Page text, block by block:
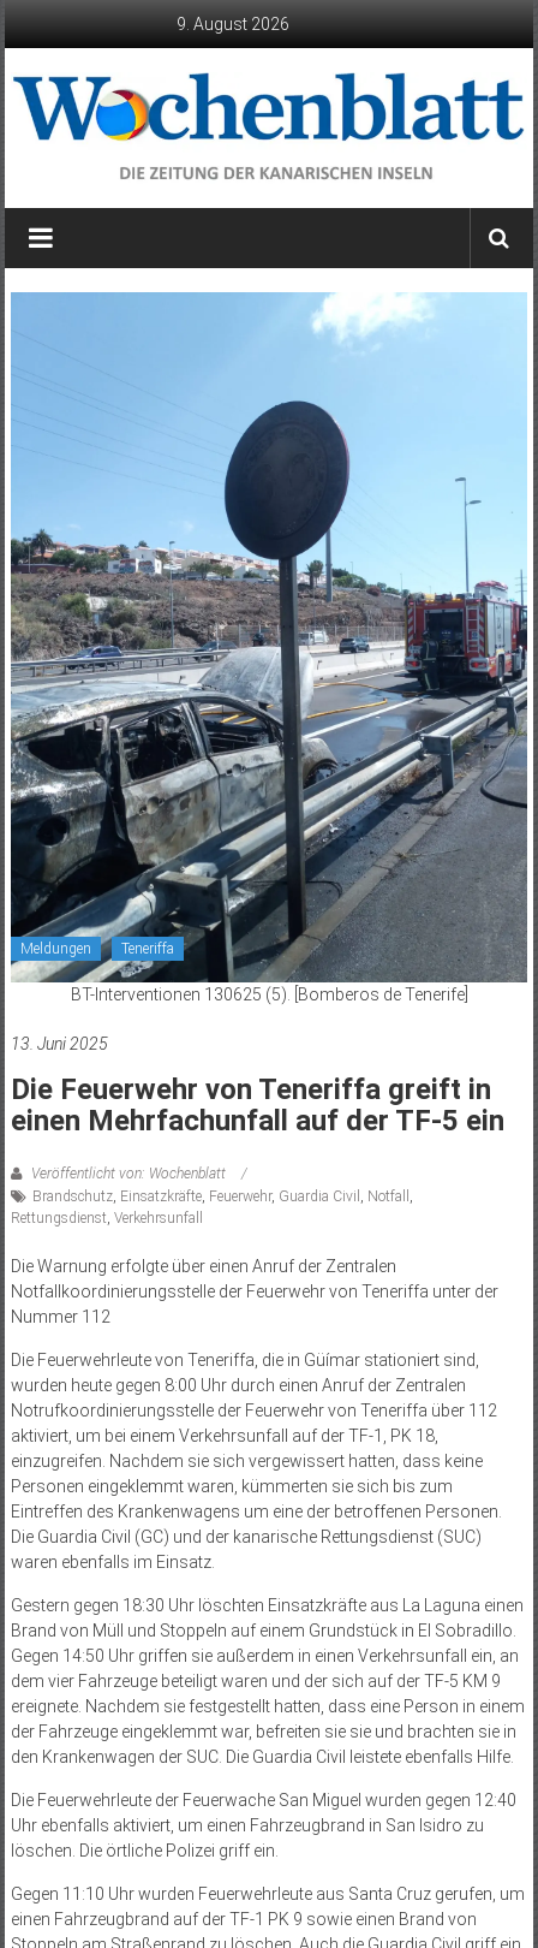
9. August 2026
Wochenblatt
die
Meldungen Teneriffa
BT-Interventionen 130625 (5). [Bomberos de Tenerife]
13. Juni 2025
Die Feuerwehr von Teneriffa greift in
einen Mehrfachunfall auf der TF-‌5 ein
Veröffentlicht von: Wochenblatt
Brandschutz, Einsatzkräfte, Feuerwehr, Guardia Civil Notfall
Rettungsdienst Verkehrsunfall
Die Warnung erfolgte über einen Anruf der Zentralen
Notfallkoordinierungsstelle der Feuerwehr von Teneriffa unter der
Nummer 112
Die Feuerwehrleute von Teneriffa, die in Güímar stationiert sind,
wurden heute gegen 8:00 Uhr durch einen Anruf der Zentralen
Notrufkoordinierungsstelle der Feuerwehr von Teneriffa über 112
aktiviert, um bei einem Verkehrsunfall auf der TF-‌1, PK 18,
einzugreifen. Nachdem sie sich vergewissert hatten, dass keine
Personen eingeklemmt waren, kümmerten sie sich bis zum
Eintreffen des Krankenwagens um eine der betroffenen Personen.
Die Guardia Civil (GC) und der kanarische Rettungsdienst (SUC)
waren ebenfalls im Einsatz.
Gestern gegen 18:30 Uhr löschten Einsatzkräfte aus La Laguna einen
Brand von Müll und Stoppeln auf einem Grundstück in El Sobradillo.
Gegen 14:50 Uhr griffen sie außerdem in einen Verkehrsunfall ein, an
dem vier Fahrzeuge beteiligt waren und der sich auf der TF-‌5 KM 9
ereignete. Nachdem sie festgestellt hatten, dass eine Person in einem
der Fahrzeuge eingeklemmt war, befreiten sie sie und brachten sie in
den Krankenwagen der SUC. Die Guardia Civil leistete ebenfalls Hilfe.
Die Feuerwehrleute der Feuerwache San Miguel wurden gegen 12:40
Uhr ebenfalls aktiviert, um einen Fahrzeugbrand in San Isidro zu
löschen. Die örtliche Polizei griff ein.
Gegen 11:10 Uhr wurden Feuerwehrleute aus Santa Cruz gerufen, um
einen Fahrzeugbrand auf der TF-‌1 PK 9 sowie einen Brand von
Stoppeln am Straßenrand zu löschen. Auch die Guardia Civil griff ein.